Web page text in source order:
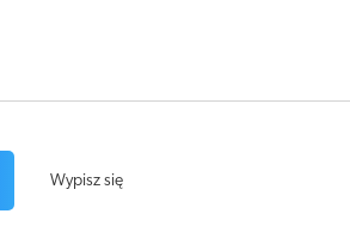
Wypisz się